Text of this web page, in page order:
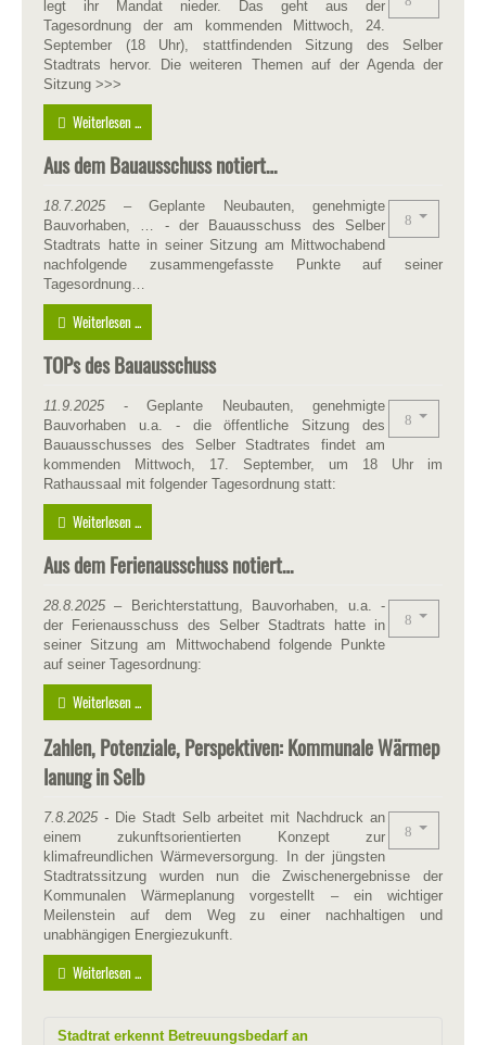
legt ihr Mandat nieder. Das geht aus der
Tagesordnung der am kommenden Mittwoch, 24.
September (18 Uhr), stattfindenden Sitzung des Selber
Stadtrats hervor. Die weiteren Themen auf der Agenda der
Sitzung >>>
Weiterlesen ...
Aus dem Bauausschuss notiert…
18.7.2025 – Geplante Neubauten, genehmigte
Bauvorhaben, … - der Bauausschuss des Selber
Stadtrats hatte in seiner Sitzung am Mittwochabend
nachfolgende zusammengefasste Punkte auf seiner
Tagesordnung…
Weiterlesen ...
TOPs des Bauausschuss
11.9.2025 - Geplante Neubauten, genehmigte
Bauvorhaben u.a. - die öffentliche Sitzung des
Bauausschusses des Selber Stadtrates findet am
kommenden Mittwoch, 17. September, um 18 Uhr im
Rathaussaal mit folgender Tagesordnung statt:
Weiterlesen ...
Aus dem Ferienausschuss notiert…
28.8.2025 – Berichterstattung, Bauvorhaben, u.a. -
der Ferienausschuss des Selber Stadtrats hatte in
seiner Sitzung am Mittwochabend folgende Punkte
auf seiner Tagesordnung:
Weiterlesen ...
Zahlen, Potenziale, Perspektiven: Kommunale Wärmep
lanung in Selb
7.8.2025 - Die Stadt Selb arbeitet mit Nachdruck an
einem zukunftsorientierten Konzept zur
klimafreundlichen Wärmeversorgung. In der jüngsten
Stadtratssitzung wurden nun die Zwischenergebnisse der
Kommunalen Wärmeplanung vorgestellt – ein wichtiger
Meilenstein auf dem Weg zu einer nachhaltigen und
unabhängigen Energiezukunft.
Weiterlesen ...
Stadtrat erkennt Betreuungsbedarf an